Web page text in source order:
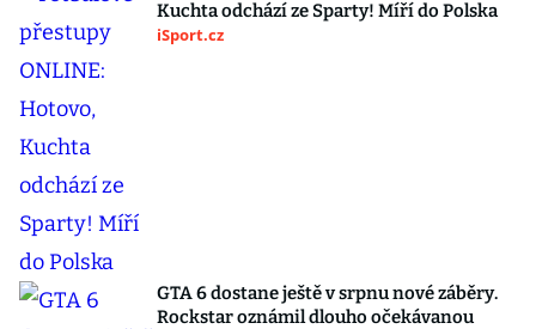
Kuchta odchází ze Sparty! Míří do Polska
iSport.cz
GTA 6 dostane ještě v srpnu nové záběry.
Rockstar oznámil dlouho očekávanou